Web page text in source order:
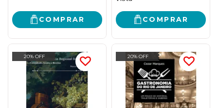
COMPRAR COMPRAR
20% OFF 20% OFF